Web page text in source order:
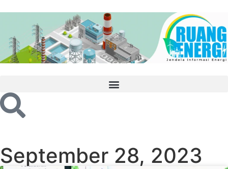
September 28, 2023